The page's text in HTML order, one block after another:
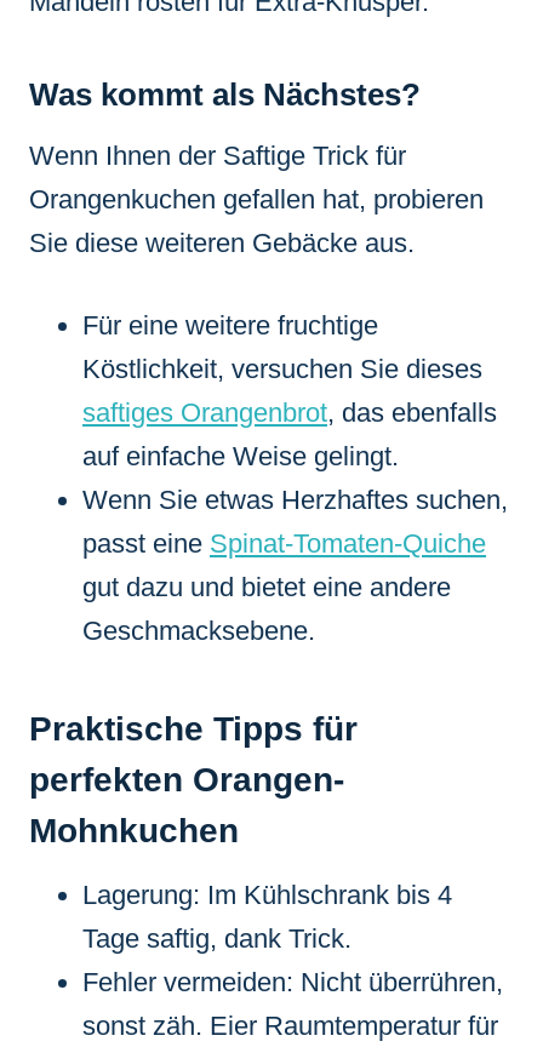
Was kommt als Nächstes?
Wenn Ihnen der Saftige Trick für
Orangenkuchen gefallen hat, probieren
Sie diese weiteren Gebäcke aus.
Für eine weitere fruchtige
Köstlichkeit, versuchen Sie dieses
saftiges Orangenbrot, das ebenfalls
auf einfache Weise gelingt.
Wenn Sie etwas Herzhaftes suchen,
passt eine Spinat-Tomaten-Quiche
gut dazu und bietet eine andere
Geschmacksebene.
Praktische Tipps für
perfekten Orangen-
Mohnkuchen
Lagerung: Im Kühlschrank bis 4
Tage saftig, dank Trick.
Fehler vermeiden: Nicht überrühren,
sonst zäh. Eier Raumtemperatur für